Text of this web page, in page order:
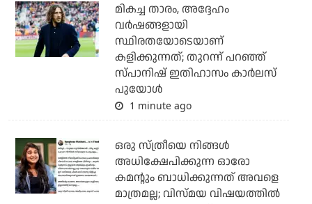
മികച്ച താരം, അദ്ദേഹം
വര്‍ഷങ്ങളായി
സ്ഥിരതയോടെയാണ്
കളിക്കുന്നത്; തുറന്ന് പറഞ്ഞ്
സ്പാനിഷ് ഇതിഹാസം കാര്‍ലസ്
പുയോള്‍
1 minute ago
ഒരു സ്ത്രീയെ നിങ്ങള്‍
അധിക്ഷേപിക്കുന്ന ഓരോ
കമന്റും ബാധിക്കുന്നത് അവളെ
മാത്രമല്ല; വിസ്മയ വിഷയത്തില്‍